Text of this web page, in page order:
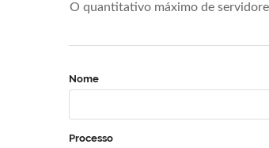
O quantitativo máximo de
Nome
Processo